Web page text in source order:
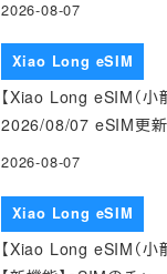
2026-08-07
Xiao Long eSIM
【Xiao Long eSIM（小
2026/08/07 eSIM更
2026-08-07
Xiao Long eSIM
【Xiao Long eSIM（小